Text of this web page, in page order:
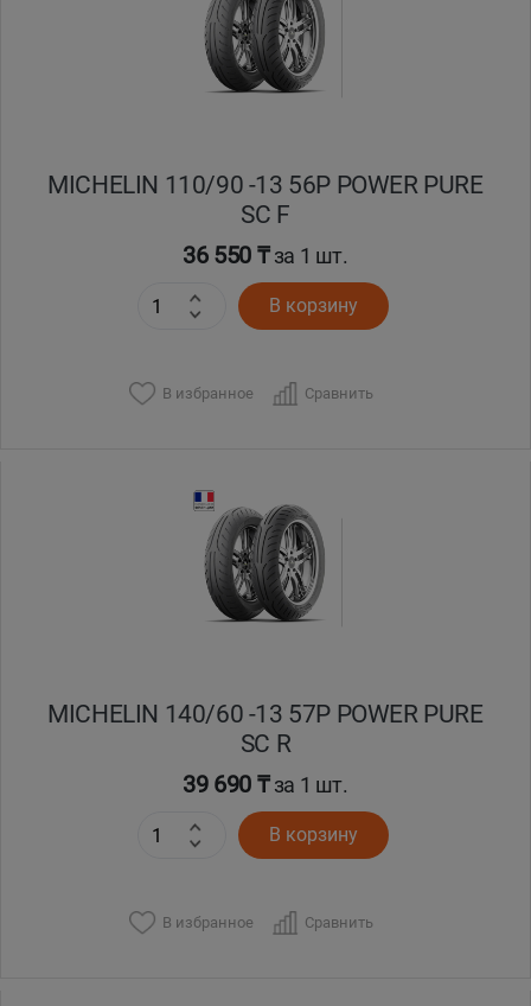
MICHELIN 110/90 -13 56P POWER PURE
SC F
36 550 ₸за 1 шт.
В корзину
В избранное Сравнить
MICHELIN 140/60 -13 57P POWER PURE
SC R
39 690 ₸за 1 шт.
В корзину
В избранное Сравнить